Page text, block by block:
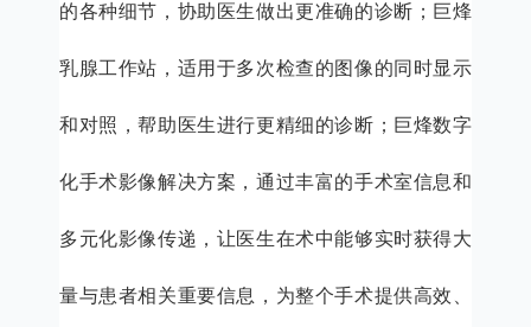
的各种细节，协助医生做出更准确的诊断；巨烽
乳腺工作站，适用于多次检查的图像的同时显示
和对照，帮助医生进行更精细的诊断；巨烽数字
化手术影像解决方案，通过丰富的手术室信息和
多元化影像传递，让医生在术中能够实时获得大
量与患者相关重要信息，为整个手术提供高效、